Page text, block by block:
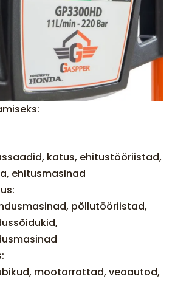
katus, ehitustööriistad,
ehitusmasinad
põllutööriistad,
mootorrattad, veoautod,